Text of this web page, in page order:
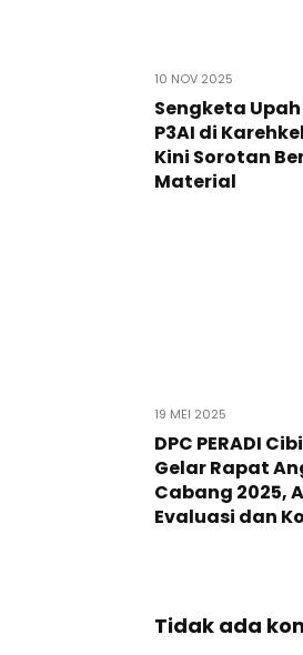
10 NOV 2025
Sengketa
P3AI di
Kini Sorotan
Material
19 MEI 2025
DPC PERADI
Gelar Rapat
Cabang 2025,
Evaluasi dan
Tidak ada